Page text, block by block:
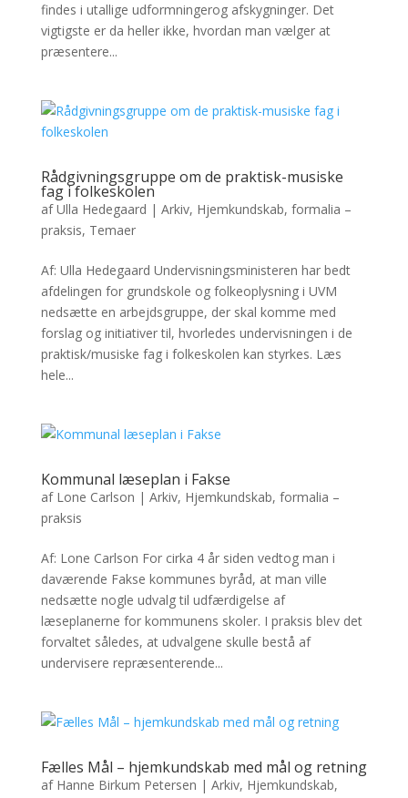
findes i utallige udformningerog afskygninger. Det
vigtigste er da heller ikke, hvordan man vælger at
præsentere...
Rådgivningsgruppe om de praktisk-musiske
fag i folkeskolen
afUlla Hedegaard | Arkiv, Hjemkundskab, formalia –
praksis, Temaer
Af: Ulla Hedegaard Undervisningsministeren har bedt
afdelingen for grundskole og folkeoplysning i UVM
nedsætte en arbejdsgruppe, der skal komme med
forslag og initiativer til, hvorledes undervisningen i de
praktisk/musiske fag i folkeskolen kan styrkes. Læs
hele...
Kommunal læseplan i Fakse
af Lone Carlson | Arkiv, Hjemkundskab, formalia –
praksis
Af: Lone Carlson For cirka 4 år siden vedtog man i
daværende Fakse kommunes byråd, at man ville
nedsætte nogle udvalg til udfærdigelse af
læseplanerne for kommunens skoler. I praksis blev det
forvaltet således, at udvalgene skulle bestå af
undervisere repræsenterende...
Fælles Mål – hjemkundskab med mål og retning
af Hanne Birkum Petersen | Arkiv, Hjemkundskab,